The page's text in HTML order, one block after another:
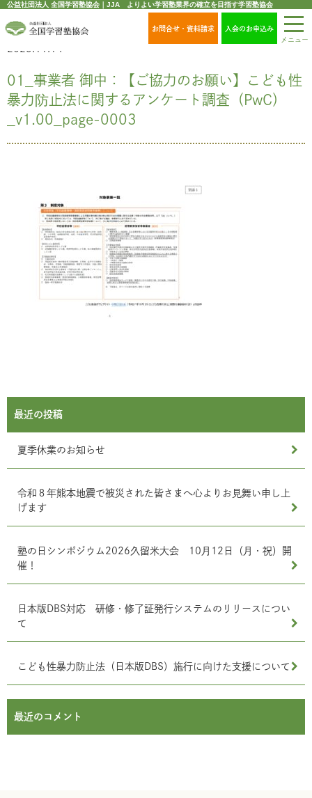
公益社団法人 全国学習塾協会｜JJA よりよい学習塾業界の確立を目指す学習塾協会
お問合せ・資料請求
入会のお申込み
メニュー
2025.11.14
01_事業者 御中：【ご協力のお願い】こども性
暴力防止法に関するアンケート調査（PwC）
_v1.00_page-0003
最近の投稿
夏季休業のお知らせ
令和８年熊本地震で被災された皆さまへ心よりお見舞い申し上
げます
塾の日シンポジウム2026久留米大会 10月12日（月・祝）開
催！
日本版DBS対応 研修・修了証発行システムのリリースについ
て
こども性暴力防止法（日本版DBS）施行に向けた支援について
最近のコメント